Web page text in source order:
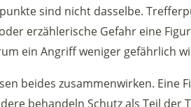
sind nicht dasselbe.
erzählerische Gefahr eine
ein Angriff weniger gefährlich
beides zusammenwirken. Eine
behandeln Schutz als Teil